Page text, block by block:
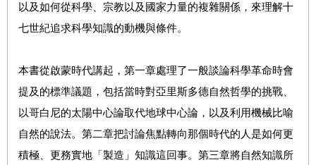
以及如何從科學、宗教以及國家力量的複雜關係，來理解十
七世紀追求科學知識的動機與條件。
本書從啟蒙時代講起，第一章處理了一般談論科學革命時會
提及的標準議題，包括當時對亞里斯多德自然哲學的挑戰、
以哥白尼的太陽中心論取代地球中心論，以及利用機械比喻
自然的說法。第二章把討論焦點轉向那個時代的人是如何更
積極、更務實地「製造」知識這回事。第三章將自然知識所